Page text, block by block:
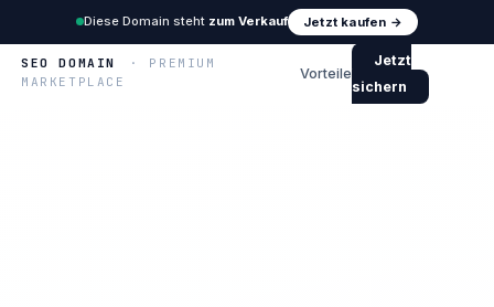
Diese Domain steht zum Verkauf Jetzt kaufen →
SEO DOMAIN
· PREMIUM
MARKETPLACE
Vorteile
Jetzt
sichern